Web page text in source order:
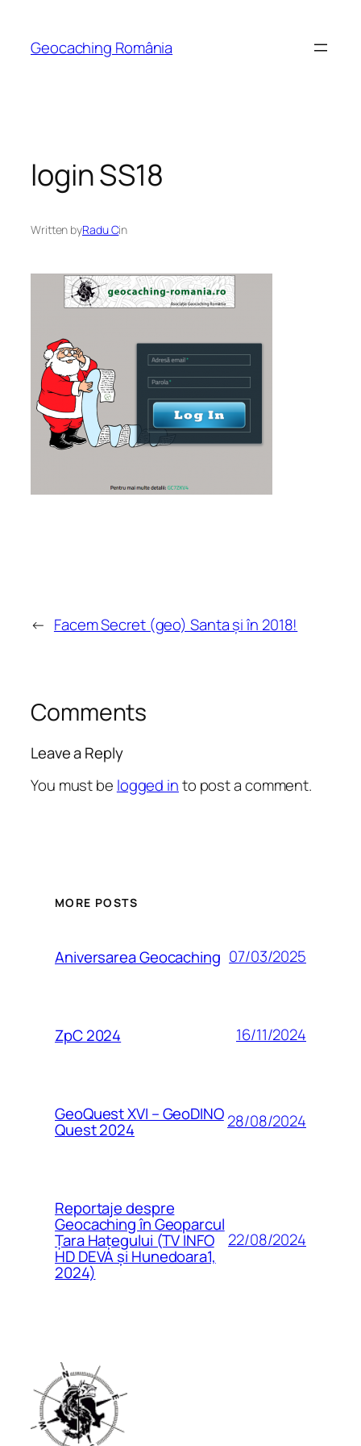
content
Geocaching România
login SS18
Written byRadu Cin
← Facem Secret (geo) Santa și în 2018!
Comments
Leave a Reply
You must be logged into post a comment.
MORE POSTS
Aniversarea Geocaching 07/03/2025
ZpC 2024 16/11/2024
GeoQuest XVI – GeoDINO
Quest 2024 28/08/2024
Reportaje despre
Geocaching în Geoparcul
Țara Hațegului (TV INFO
HD DEVA și Hunedoara1,
2024)
22/08/2024